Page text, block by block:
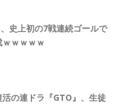
史上初の7戦連続ゴールで
ｗｗｗｗ
活の連ドラ『GTO』、生徒